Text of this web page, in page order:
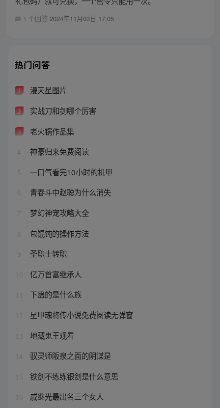
1 个回答 2024年11月03日 17:05
热门问答
1 漫天星图片
2 实战刀和剑哪个厉害
3 老火锅作品集
4 神豪归来免费阅读
5 一口气看完10小时的机甲
6 青春斗中赵聪为什么消失
7 梦幻神宠攻略大全
8 包馄饨的操作方法
9 圣职士转职
10 亿万首富继承人
下蛊的是什么族
12 星甲魂将传小说免费阅读无弹窗
13 地藏鬼王观看
14 驭灵师阪泉之面的阴谋是
15 铁剑不练练银剑是什么意思
16 戚继光最出名三个女人